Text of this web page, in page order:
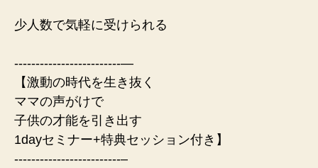
少人数で気軽に受けられる
-------------------------—
【激動の時代を生き抜く
ママの声がけで
子供の才能を引き出す
1dayセミナー+特典セッション付き 】
-------------------------–